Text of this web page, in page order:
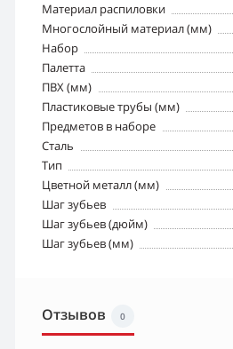
Материал распиловки
Многослойный материал (мм)
Набор
Палетта
ПВХ (мм)
Пластиковые трубы (мм)
Предметов в наборе
Сталь
Тип
Цветной металл (мм)
Шаг зубьев
Шаг зубьев (дюйм)
Шаг зубьев (мм)
Отзывов 0